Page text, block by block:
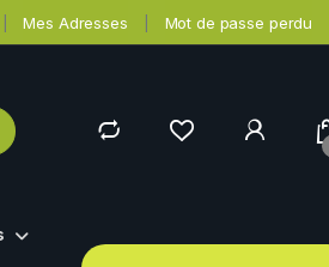
Mes Adresses Mot de passe perdu